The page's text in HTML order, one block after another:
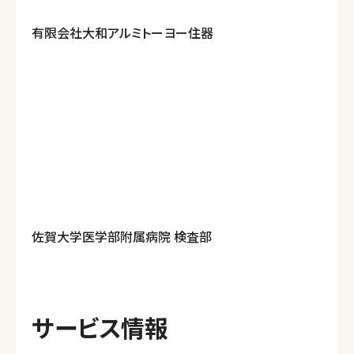
有限会社大和アルミトーヨー住器
佐賀大学医学部附属病院 検査部
サービス情報